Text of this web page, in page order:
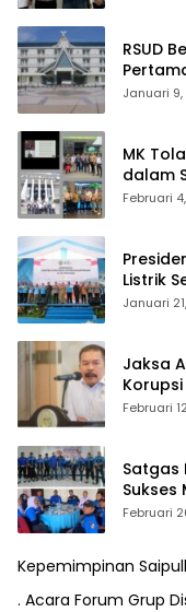
RSUD
Januari
MK
dalam
Februari
Listrik
Januari
Jaksa
Korupsi
Februari
Satgas
VII
Februari
Kepemimpinan
. Acara Forum Grup